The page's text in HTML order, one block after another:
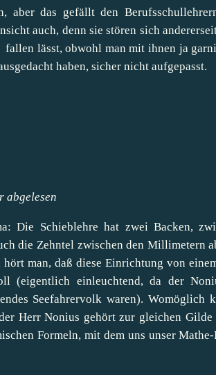
aber das gefällt den
auch, denn sie stören sich
lässt, obwohl man mit ihnen ja
haben, sicher nicht aufgepasst.
abgelesen
Die Schieblehre hat zwei Backen,
die Zehntel zwischen den Millimetern
man, daß diese Einrichtung von
(eigentlich einleuchtend, da der
Seefahrervolk waren). Womöglich
Herr Nonius gehört zur gleichen
Formeln, mit dem uns unser